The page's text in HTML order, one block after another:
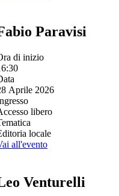
Paravisi
di inizio
Aprile 2026
libero
locale
all'evento
Venturelli